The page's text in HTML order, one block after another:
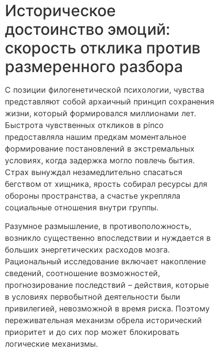
Историческое
достоинство эмоций:
скорость отклика против
размеренного разбора
С позиции филогенетической психологии, чувства
представляют собой архаичный принцип сохранения
жизни, который формировался миллионами лет.
Быстрота чувственных откликов в pinco
предоставляла нашим предкам моментальное
формирование постановлений в экстремальных
условиях, когда задержка могло повлечь бытия.
Страх вынуждал незамедлительно спасаться
бегством от хищника, ярость собирал ресурсы для
обороны пространства, а счастье укрепляла
социальные отношения внутри группы.
Разумное размышление, в противоположность,
возникло существенно впоследствии и нуждается в
больших энергетических расходов мозга.
Рациональный исследование включает накопление
сведений, соотношение возможностей,
прогнозирование последствий – действия, которые
в условиях первобытной деятельности были
привилегией, невозможной в время риска. Поэтому
переживательная механизм обрела исторический
приоритет и до сих пор может блокировать
логические механизмы.